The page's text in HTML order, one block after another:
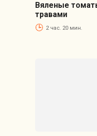
Вяленые
травами
2 час. 20 мин.